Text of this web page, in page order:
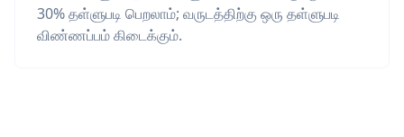
30% தள்ளுபடி பெறலாம்; வருடத்திற்கு ஒரு தள்ளுபடி
விண்ணப்பம் கிடைக்கும்.